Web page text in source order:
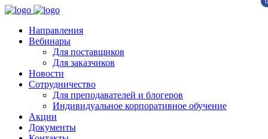
Направления
Вебинары
Для поставщиков
Для заказчиков
Новости
Сотрудничество
Для преподавателей и блогеров
Индивидуальное корпоративное обучение
Акции
Документы